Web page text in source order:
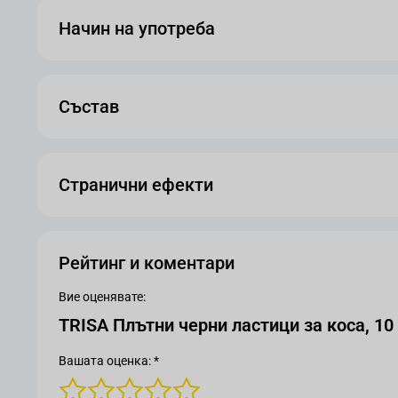
Начин на употреба
Състав
Странични ефекти
Рейтинг и коментари
Вие оценявате:
TRISA Плътни черни ластици за коса,
Вашата оценка: *